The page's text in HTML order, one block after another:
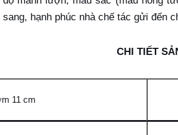
hạnh phúc nhà chế tác gửi đến
CHI TIẾT
11 cm